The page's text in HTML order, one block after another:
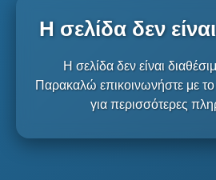
Η σελίδα δεν
Η σελίδα δεν είναι
Παρακαλώ επικοινωνήστε με το
για περισσότερες